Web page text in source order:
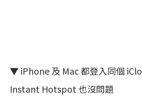
▼ iPhone 及 Mac 都登入同個
Instant Hotspot 也沒問題